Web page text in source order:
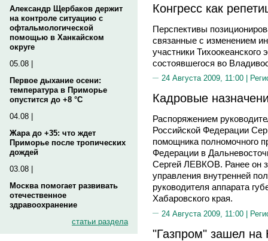
Александр Щербаков держит
на контроле ситуацию с
офтальмологической
помощью в Ханкайском
округе
05.08 |
Первое дыхание осени:
температура в Приморье
опустится до +8 °C
04.08 |
Жара до +35: что ждет
Приморье после тропических
дождей
03.08 |
Москва помогает развивать
отечественное
здравоохранение
статьи раздела
Конгресс как
Перспективы
связанные с изменением
участники Тихоокеанского
состоявшегося во
24 Августа 2009, 11:00 |
Кадровые
Распоряжением
Российской Федерации
помощника полномочного
Федерации в
Сергей ЛЕВКОВ. Ранее он
управления внутренней
руководителя аппарата
Хабаровского края.
24 Августа 2009, 11:00 |
"Газпром" зашел на